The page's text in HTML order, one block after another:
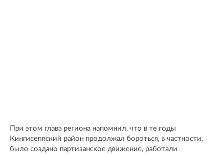
При этом глава региона напомнил, что в те годы
Кингисеппский район продолжал бороться, в частности,
было создано партизанское движение, работали